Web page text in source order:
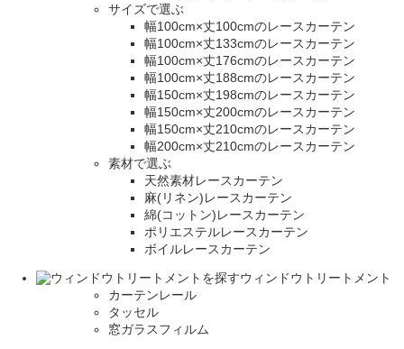
サイズで選ぶ
幅100cm×丈100cmのレースカーテン
幅100cm×丈133cmのレースカーテン
幅100cm×丈176cmのレースカーテン
幅100cm×丈188cmのレースカーテン
幅150cm×丈198cmのレースカーテン
幅150cm×丈200cmのレースカーテン
幅150cm×丈210cmのレースカーテン
幅200cm×丈210cmのレースカーテン
素材で選ぶ
天然素材レースカーテン
麻(リネン)レースカーテン
綿(コットン)レースカーテン
ポリエステルレースカーテン
ボイルレースカーテン
ウィンドウトリートメント
カーテンレール
タッセル
窓ガラスフィルム